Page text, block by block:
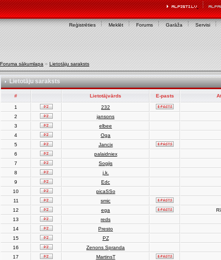
Reģistrēties Meklēt Forums Garāža Servisi
Foruma sākumlapa » Lietotāju saraksts
Lietotāju saraksts
# Lietotājvārds E-pasts
1
232
2
jansons
3
elbee
4
Oga
5
Jancix
6
palaidniex
7
Sogjis
8
j.k.
9
Edc
10
picaSSo
11
smic
12
ega
13
reds
14
Presto
15
PZ
16
Zenons Spranda
17
MartinsT